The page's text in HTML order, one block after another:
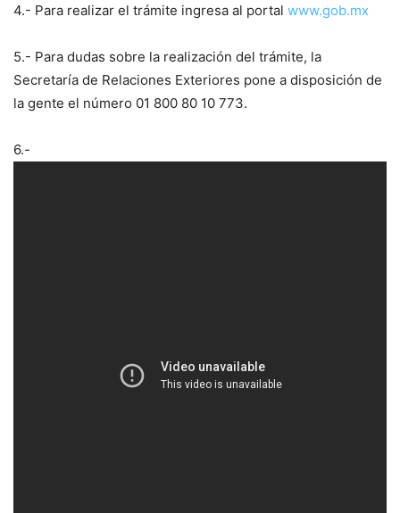
4.- Para realizar el trámite ingresa al portal www.gob.mx
5.- Para dudas sobre la realización del trámite, la
Secretaría de Relaciones Exteriores pone a disposición de
la gente el número 01 800 80 10 773.
6.-